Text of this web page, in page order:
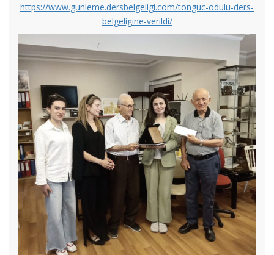
https://www.gunleme.dersbelgeligi.com/tonguc-odulu-ders-
belgeligine-verildi/
2025-2026 Eğitim-Öğretim Yılı Pedagojik Formasyon Eğitimi
Başvuruları Hakkında
Müzik Öğretmenliği 1. Aşama Sınav Yerleri